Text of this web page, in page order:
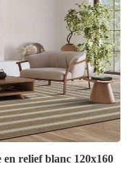
relief blanc 120x160